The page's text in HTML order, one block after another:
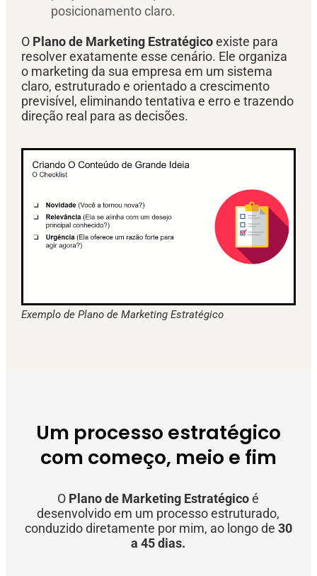
posicionamento claro.
O Plano de Marketing Estratégicoexiste para
resolver exatamente esse cenário. Ele organiza
o marketing da sua empresa em um sistema
claro, estruturado e orientado a crescimento
previsível, eliminando tentativa e erro e trazendo
direção real para as decisões.
Exemplo de Plano de Marketing Estratégico
Um processo estratégico
com começo, meio e fim
O Plano de Marketing Estratégicoé
desenvolvido em um processo estruturado,
conduzido diretamente por mim, ao longo de 30
a 45 dias.